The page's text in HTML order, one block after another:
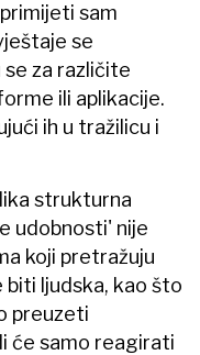
sam
se
za različite
ili aplikacije.
ih u tražilicu i
strukturna
udobnosti' nije
koji pretražuju
ljudska, kao što
preuzeti
će samo reagirati